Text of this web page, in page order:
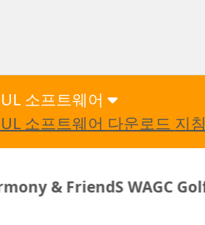
소프트웨어
소프트웨어 다운로드 지침
WAGC Golf 2026 출전